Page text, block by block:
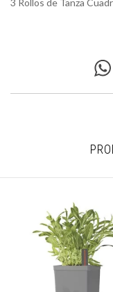
3 Rollos de Tanza